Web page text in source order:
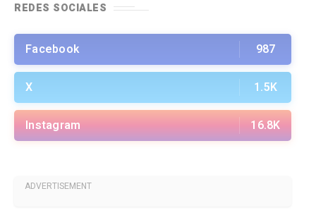
REDES SOCIALES
Facebook 987
X 1.5K
Instagram 16.8K
ADVERTISEMENT